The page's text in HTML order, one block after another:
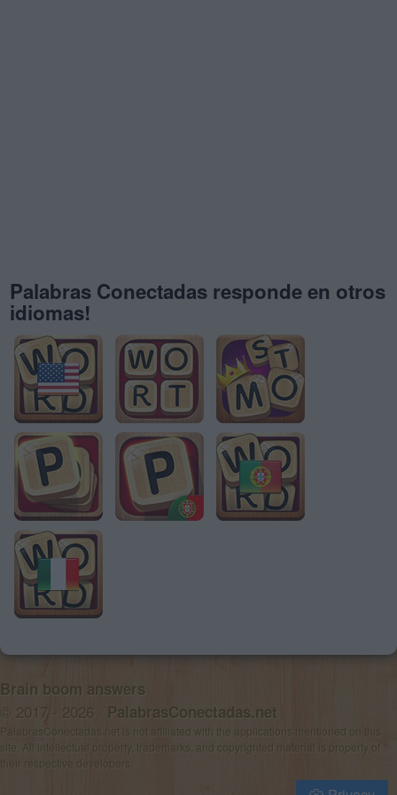
Palabras Conectadas responde en otros
idiomas!
Brain boom answers
© 2017 - 2026 · PalabrasConectadas.net
PalabrasConectadas.net is not affiliated with the applications mentioned on this
site. All intellectual property, trademarks, and copyrighted material is property of
their respective developers.